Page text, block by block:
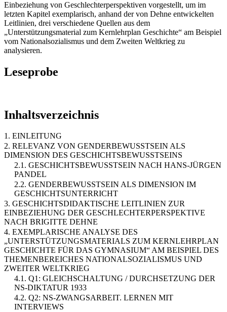
Einbeziehung von Geschlechterperspektiven vorgestellt, um im
letzten Kapitel exemplarisch, anhand der von Dehne entwickelten
Leitlinien, drei verschiedene Quellen aus dem
„Unterstützungsmaterial zum Kernlehrplan Geschichte“ am Beispiel
vom Nationalsozialismus und dem Zweiten Weltkrieg zu
analysieren.
Leseprobe
Inhaltsverzeichnis
1. EINLEITUNG
2. RELEVANZ VON GENDERBEWUSSTSEIN ALS
DIMENSION DES GESCHICHTSBEWUSSTSEINS
2.1. GESCHICHTSBEWUSSTSEIN NACH HANS-JÜRGEN
PANDEL
2.2. GENDERBEWUSSTSEIN ALS DIMENSION IM
GESCHICHTSUNTERRICHT
3. GESCHICHTSDIDAKTISCHE LEITLINIEN ZUR
EINBEZIEHUNG DER GESCHLECHTERPERSPEKTIVE
NACH BRIGITTE DEHNE
4. EXEMPLARISCHE ANALYSE DES
„UNTERSTÜTZUNGSMATERIALS ZUM KERNLEHRPLAN
GESCHICHTE FÜR DAS GYMNASIUM“ AM BEISPIEL DES
THEMENBEREICHES NATIONALSOZIALISMUS UND
ZWEITER WELTKRIEG
4.1. Q1: GLEICHSCHALTUNG / DURCHSETZUNG DER
NS-DIKTATUR 1933
4.2. Q2: NS-ZWANGSARBEIT. LERNEN MIT
INTERVIEWS